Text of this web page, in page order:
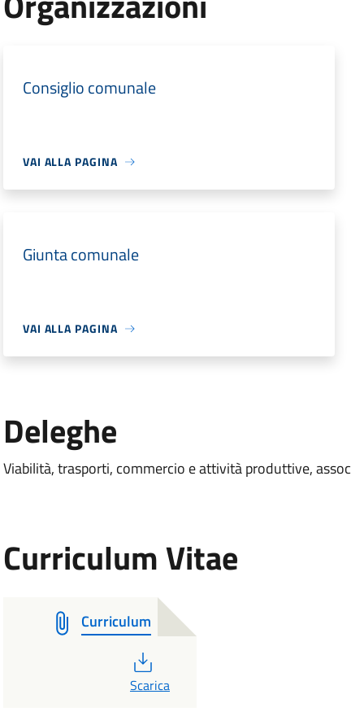
Consiglio comunale
VAI ALLA PAGINA
Giunta comunale
VAI ALLA PAGINA
Deleghe
Viabilità, trasporti, commercio e attività produttive,
Curriculum Vitae
Curriculum
PDF
Scarica